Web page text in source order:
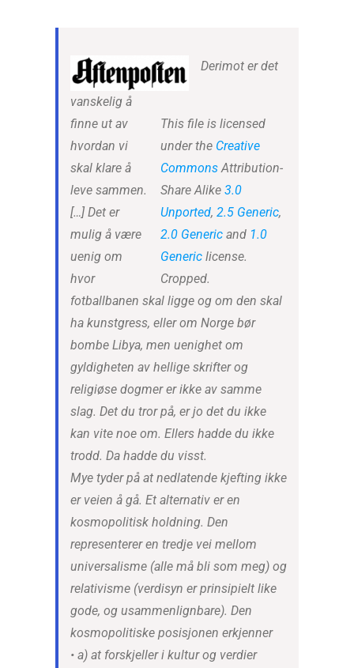
This file is licensed
under the Creative
Commons Attribution-
Share Alike 3.0
Unported, 2.5 Generic,
2.0 Generic and 1.0
Generic license.
Cropped.
Derimot er det
vanskelig å
finne ut av
hvordan vi
skal klare å
leve sammen.
[…] Det er
mulig å være
uenig om
hvor
fotballbanen skal ligge og om den skal
ha kunstgress, eller om Norge bør
bombe Libya, men uenighet om
gyldigheten av hellige skrifter og
religiøse dogmer er ikke av samme
slag. Det du tror på, er jo det du ikke
kan vite noe om. Ellers hadde du ikke
trodd. Da hadde du visst.
Mye tyder på at nedlatende kjefting ikke
er veien å gå. Et alternativ er en
kosmopolitisk holdning. Den
representerer en tredje vei mellom
universalisme (alle må bli som meg) og
relativisme (verdisyn er prinsipielt like
gode, og usammenlignbare). Den
kosmopolitiske posisjonen erkjenner
• a) at forskjeller i kultur og verdier